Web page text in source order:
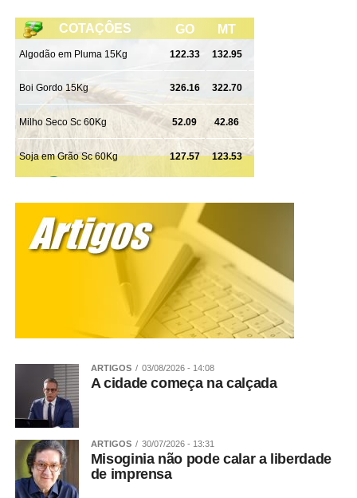
meses, de acordo com calendário específico, são
retirados itens como eletrodomésticos velhos e
inservíveis e os resíduos sólidos provenientes da limpeza
de jardim.
Coleta Seletiva:É a coleta do que não é lixo e pode ter
recicláveis, como papel, papelão, plástico, alumínio (e
outros metais), e isopor. Esta coleta é feita uma vez por
semana, de acordo com calendário que está um tantinho
Coleta de lixo doméstico: Esta é a coleta do lixo, que
leva para o aterro sanitário os resíduos como restos de
Dúvidas
Tem dúvidas sobre as coletas? Acione o Eco Sorriso
pelo 66 99690-1823.
Fonte:Prefeitura de Sorriso – MT
ARTIGOS 03/08/2026 - 14:08
A cidade começa na calçada
ARTIGOS 30/07/2026 - 13:31
Misoginia não pode calar a liberdade
de imprensa